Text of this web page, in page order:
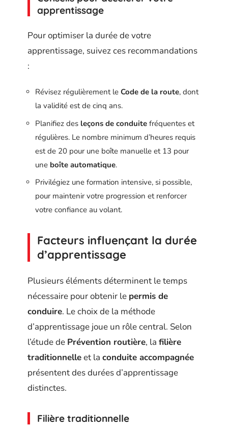
apprentissage
Pour optimiser la durée de votre
apprentissage, suivez ces recommandations
:
Révisez régulièrement le Code de la route, dont
la validité est de cinq ans.
Planifiez des leçons de conduite fréquentes et
régulières. Le nombre minimum d’heures requis
est de 20 pour une boîte manuelle et 13 pour
une boîte automatique.
Privilégiez une formation intensive, si possible,
pour maintenir votre progression et renforcer
votre confiance au volant.
Facteurs influençant la durée
d’apprentissage
Plusieurs éléments déterminent le temps
nécessaire pour obtenir le permis de
conduire. Le choix de la méthode
d’apprentissage joue un rôle central. Selon
l’étude de Prévention routière, la filière
traditionnelleet la conduite accompagnée
présentent des durées d’apprentissage
distinctes.
Filière traditionnelle